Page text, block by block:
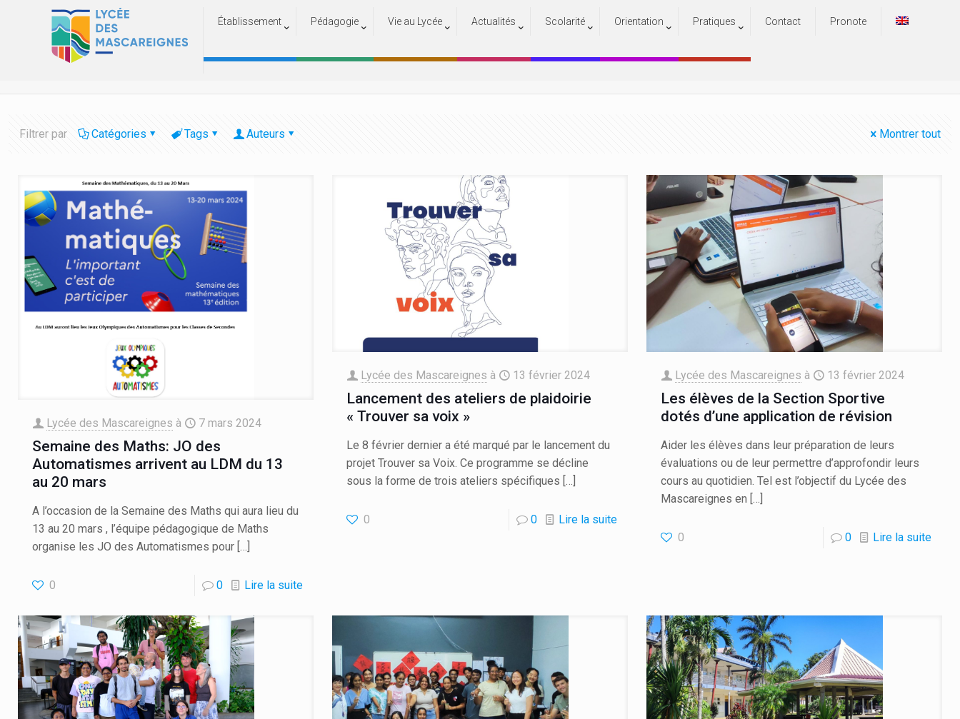
Établissement Pédagogie Vie au Lycée Actualités Scolarité Orientation Pratiques Contact Pronote
Actualités
Accueil Actualités
Filtrer par Catégories Tags Auteurs Montrer tout
Lycée des Mascareignes à 7 mars 2024
Semaine des Maths: JO des
Automatismes arrivent au LDM du 13
au 20 mars
A l’occasion de la Semaine des Maths qui aura lieu du
13 au 20 mars , l’équipe pédagogique de Maths
organise les JO des Automatismes pour […]
0 0 Lire la suite
Lycée des Mascareignes à 13 février 2024
Lancement des ateliers de plaidoirie
« Trouver sa voix »
Le 8 février dernier a été marqué par le lancement du
projet Trouver sa Voix. Ce programme se décline
sous la forme de trois ateliers spécifiques […]
0 0 Lire la suite
Lycée des Mascareignes à 13 février 2024
Les élèves de la Section Sportive
dotés d’une application de révision
Aider les élèves dans leur préparation de leurs
évaluations ou de leur permettre d’approfondir leurs
cours au quotidien. Tel est l’objectif du Lycée des
Mascareignes en […]
0 0 Lire la suite